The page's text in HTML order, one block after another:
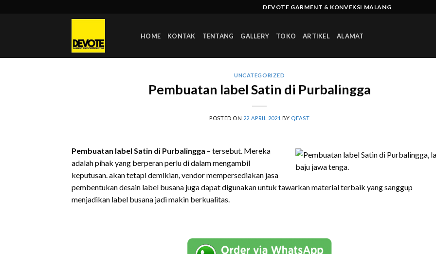
DEVOTE GARMENT & KONVEKSI MALANG
HOME KONTAK TENTANG GALLERY TOKO ARTIKEL ALAMAT
UNCATEGORIZED
Pembuatan label Satin di Purbalingga
POSTED ON 22 APRIL 2021 BY QFAST
Pembuatan label Satin di Purbalingga – tersebut. Mereka
adalah pihak yang berperan perlu di dalam mengambil
keputusan. akan tetapi demikian, vendor mempersediakan jasa
pembentukan desain label busana juga dapat digunakan untuk tawarkan material terbaik yang sanggup
menjadikan label busana jadi makin berkualitas.